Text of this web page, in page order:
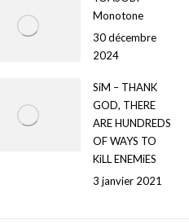
Monotone
30 décembre
2024
SiM – THANK
GOD, THERE
ARE HUNDREDS
OF WAYS TO
KiLL ENEMiES
3 janvier 2021